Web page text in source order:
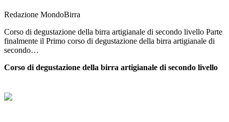
Redazione MondoBirra
Corso di degustazione della birra artigianale di secondo livello Parte
finalmente il Primo corso di degustazione della birra artigianale di
secondo…
Corso di degustazione della birra artigianale di secondo livello